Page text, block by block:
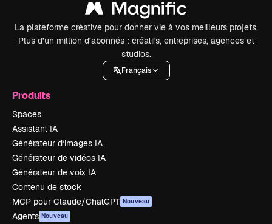
La plateforme créative pour donner vie à vos meilleurs projets.
Plus d’un million d’abonnés : créatifs, entreprises, agences et
studios.
Français
Produits
Spaces
Assistant IA
Générateur d’images IA
Générateur de vidéos IA
Générateur de voix IA
Contenu de stock
MCP pour Claude/ChatGPT Nouveau
Agents Nouveau